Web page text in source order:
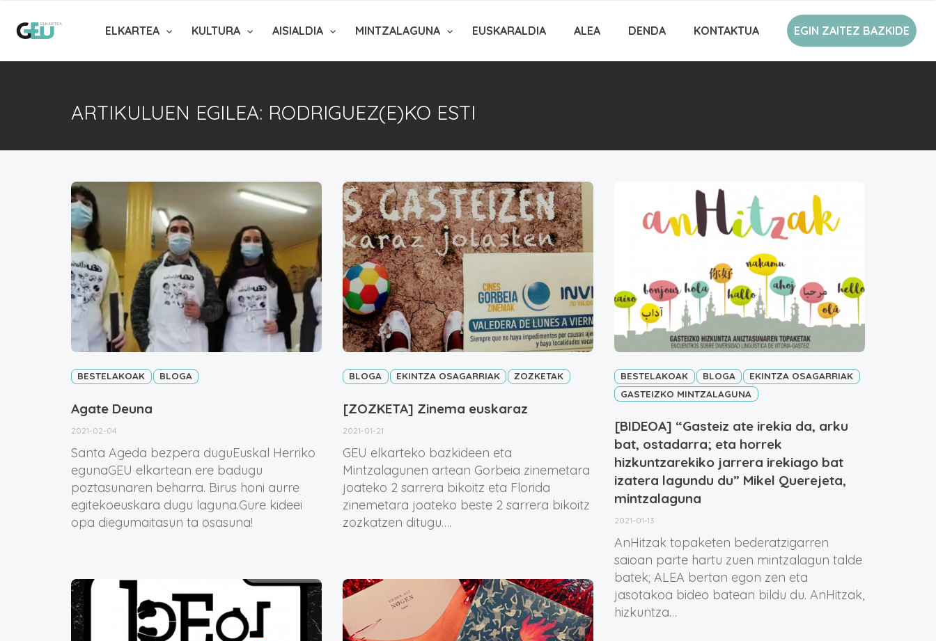
ELKARTEA KULTURA AISIALDIA MINTZALAGUNA EUSKARALDIA ALEA DENDA KONTAKTUA EGIN ZAITEZ BAZKIDE
ARTIKULUEN EGILEA: RODRIGUEZ(E)KO ESTI
BESTELAKOAK BLOGA
Agate Deuna
2021-02-04
Santa Ageda bezpera duguEuskal Herriko
egunaGEU elkartean ere badugu
poztasunaren beharra. Birus honi aurre
egitekoeuskara dugu laguna.Gure kideei
opa diegumaitasun ta osasuna!
BLOGA EKINTZA OSAGARRIAK ZOZKETAK
[ZOZKETA] Zinema euskaraz
2021-01-21
GEU elkarteko bazkideen eta
Mintzalagunen artean Gorbeia zinemetara
joateko 2 sarrera bikoitz eta Florida
zinemetara joateko beste 2 sarrera bikoitz
zozkatzen ditugu….
BESTELAKOAK BLOGA
EKINTZA OSAGARRIAK
GASTEIZKO MINTZALAGUNA
[BIDEOA] “Gasteiz ate irekia da, arku
bat, ostadarra; eta horrek
hizkuntzarekiko jarrera irekiago bat
izatera lagundu du” Mikel Querejeta,
mintzalaguna
2021-01-13
AnHitzak topaketen bederatzigarren
saioan parte hartu zuen mintzalagun talde
batek; ALEA bertan egon zen eta
jasotakoa bideo batean bildu du. AnHitzak,
hizkuntza…